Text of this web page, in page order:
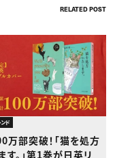
RELATED POST
ド
万部突破！「猫を処方
す。」第1巻が日英リ